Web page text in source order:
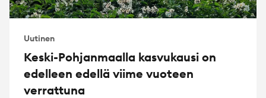
Uutinen
Keski-Pohjanmaalla kasvukausi on
edelleen edellä viime vuoteen
verrattuna